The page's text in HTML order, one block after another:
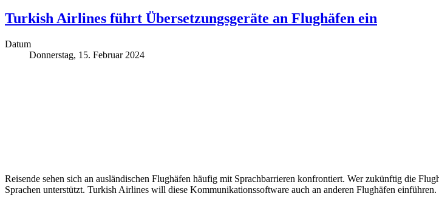
Turkish Airlines führt Übersetzungsgeräte an Flughäfen ein
Datum
Donnerstag, 15. Februar 2024
Reisende sehen sich an ausländischen Flughäfen häufig mit Sprachbarrieren konfrontiert. Wer zukünftig die
Sprachen unterstützt. Turkish Airlines will diese Kommunikationssoftware auch an anderen Flughäfen einführen.